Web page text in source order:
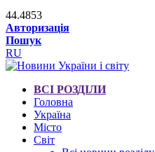
44.4853
Авторизація
Пошук
RU
ВСІ РОЗДІЛИ
Головна
Україна
Місто
Світ